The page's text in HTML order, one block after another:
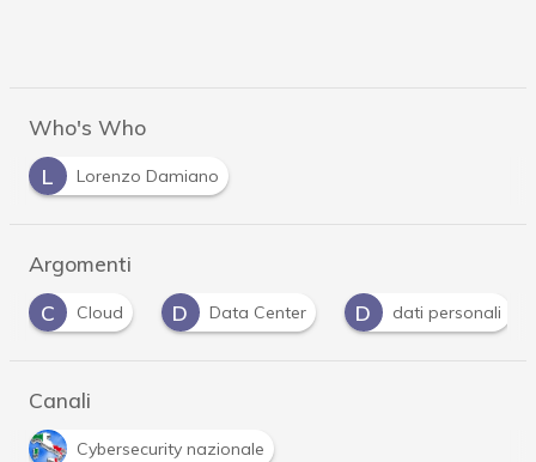
Who's Who
L
Lorenzo Damiano
Argomenti
C
Cloud D Data Center D dati personali
Canali
Cybersecurity nazionale